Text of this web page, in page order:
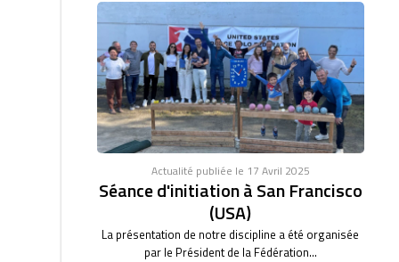
Actualité publiée le 17 Avril 2025
Séance d'initiation à San Francisco
(USA)
La présentation de notre discipline a été organisée
par le Président de la Fédération...